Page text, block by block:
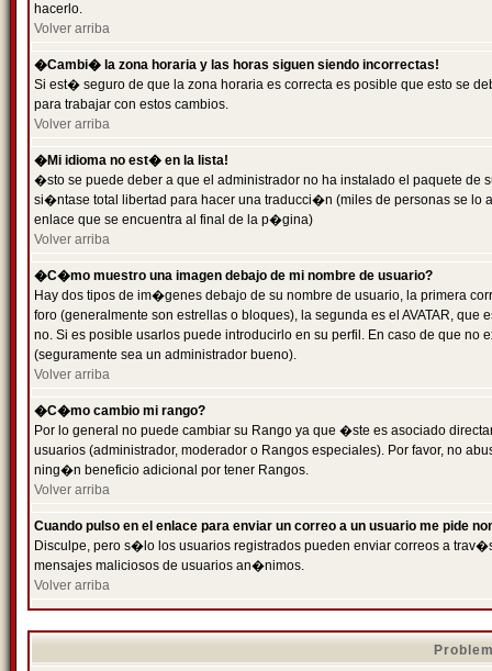
hacerlo.
Volver arriba
�Cambi� la zona horaria y las horas siguen siendo incorrectas!
Si est� seguro de que la zona horaria es correcta es posible que esto se
para trabajar con estos cambios.
Volver arriba
�Mi idioma no est� en la lista!
�sto se puede deber a que el administrador no ha instalado el paquete
si�ntase total libertad para hacer una traducci�n (miles de personas se
enlace que se encuentra al final de la p�gina)
Volver arriba
�C�mo muestro una imagen debajo de mi nombre de usuario?
Hay dos tipos de im�genes debajo de su nombre de usuario, la primera
foro (generalmente son estrellas o bloques), la segunda es el AVATAR,
no. Si es posible usarlos puede introducirlo en su perfil. En caso de que
(seguramente sea un administrador bueno).
Volver arriba
�C�mo cambio mi rango?
Por lo general no puede cambiar su Rango ya que �ste es asociado
usuarios (administrador, moderador o Rangos especiales). Por favor, no
ning�n beneficio adicional por tener Rangos.
Volver arriba
Cuando pulso en el enlace para enviar un correo a un usuario me pide
Disculpe, pero s�lo los usuarios registrados pueden enviar correos a
mensajes maliciosos de usuarios an�nimos.
Volver arriba